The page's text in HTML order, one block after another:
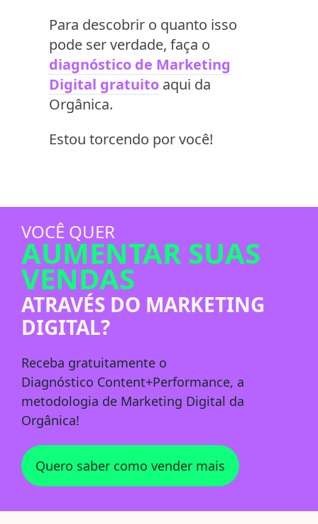
Para descobrir o quanto isso
pode ser verdade, faça o
diagnóstico de Marketing
Digital gratuito aqui da
Orgânica.
Estou torcendo por você!
VOCÊ QUER
AUMENTAR SUAS
VENDAS
ATRAVÉS DO MARKETING
DIGITAL?
Receba gratuitamente o
Diagnóstico Content+Performance, a
metodologia de Marketing Digital da
Orgânica!
Quero saber como vender mais